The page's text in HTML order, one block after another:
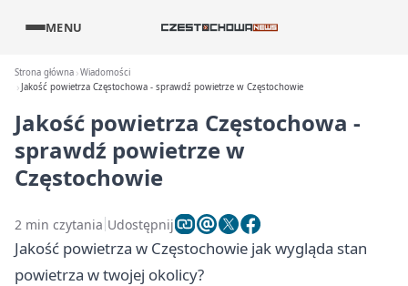
MENU
Strona główna Wiadomości
Jakość powietrza Częstochowa - sprawdź powietrze w Częstochowie
Jakość powietrza Częstochowa -
sprawdź powietrze w
Częstochowie
2 min czytania Udostępnij
Jakość powietrza w Częstochowie jak wygląda stan
powietrza w twojej okolicy?